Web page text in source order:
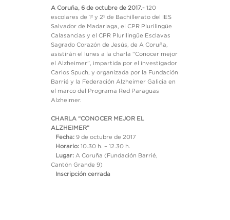
A Coruña, 6 de octubre de 2017.-120
escolares de 1º y 2º de Bachillerato del IES
Salvador de Madariaga, el CPR Plurilingüe
Calasancias y el CPR Plurilingüe Esclavas
Sagrado Corazón de Jesús, de A Coruña,
asistirán el lunes a la charla “Conocer mejor
el Alzheimer”, impartida por el investigador
Carlos Spuch, y organizada por la Fundación
Barrié y la Federación Alzheimer Galicia en
el marco del Programa Red Paraguas
Alzheimer.
CHARLA “CONOCER MEJOR EL
ALZHEIMER”
Fecha:9 de octubre de 2017
Horario:10.30 h. – 12.30 h.
Lugar:A Coruña (Fundación Barrié,
Cantón Grande 9)
Inscripción cerrada